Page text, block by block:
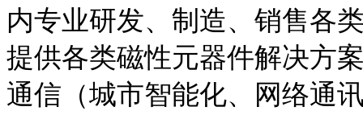
内专业研发、制造、销售各
提供各类磁性元器件解决方
通信（城市智能化、网络通